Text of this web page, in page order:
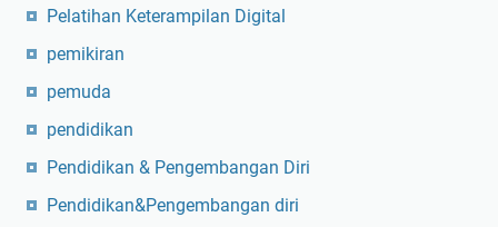
Pelatihan Keterampilan Digital
pemikiran
pemuda
pendidikan
Pendidikan & Pengembangan Diri
Pendidikan&Pengembangan diri